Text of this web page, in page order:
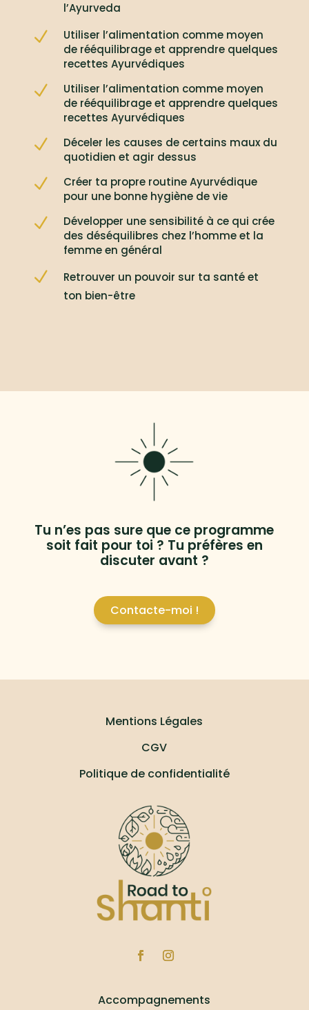
l’Ayurveda
N
Utiliser l’alimentation comme moyen
de rééquilibrage et apprendre quelques
recettes Ayurvédiques
N
Utiliser l’alimentation comme moyen
de rééquilibrage et apprendre quelques
recettes Ayurvédiques
N
Déceler les causes de certains maux du
quotidien et agir dessus
N
Créer ta propre routine Ayurvédique
pour une bonne hygiène de vie
N
Développer une sensibilité à ce qui crée
des déséquilibres chez l’homme et la
femme en général
N
Retrouver un pouvoir sur ta santé et
ton bien-être
Tu n’es pas sure que ce programme
soit fait pour toi ? Tu préfères en
discuter avant ?
Contacte-moi !
Mentions Légales
CGV
Politique de confidentialité
Accompagnements